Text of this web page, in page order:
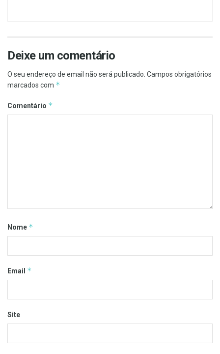
Deixe um comentário
O seu endereço de email não será publicado. Campos obrigatórios
marcados com *
Comentário *
Nome *
Email *
Site